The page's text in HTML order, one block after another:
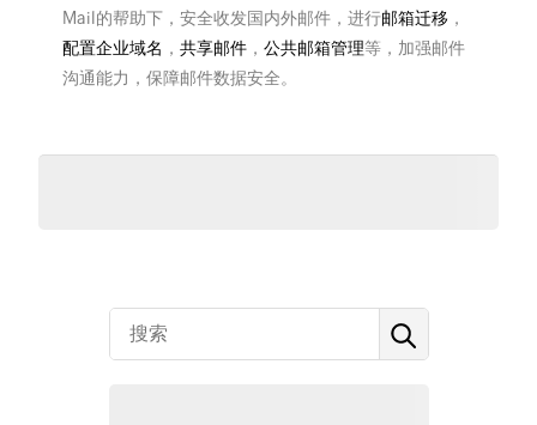
Mail的帮助下，安全收发国内外邮件，进行邮箱迁移 ，
配置企业域名 ， 共享邮件， 公共邮箱管理等，加强邮件
沟通能力，保障邮件数据安全。